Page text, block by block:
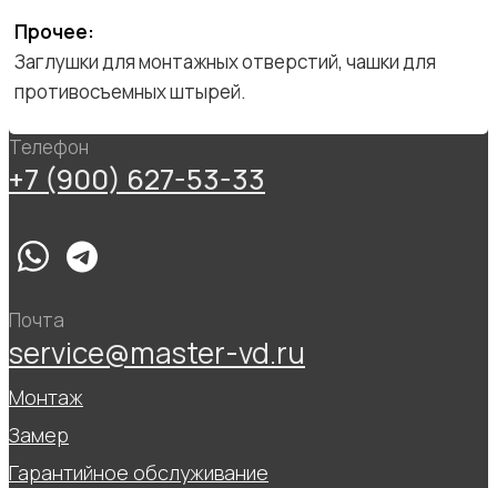
Прочее:
Заглушки для монтажных отверстий, чашки для
противосъемных штырей.
Телефон
+7 (900) 627-53-33
Почта
service@master-vd.ru
Монтаж
Замер
Гарантийное обслуживание